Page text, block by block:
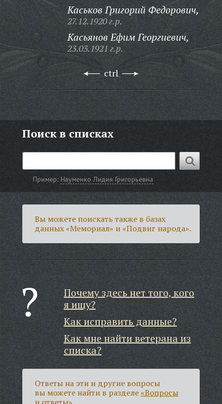
Каськов Григорий Федорович,
27.12.1920 г.р.
Касьянов Ефим Георгиевич,
23.03.1921 г.р.
ctrl
Поиск в списках
Пример: Науменко Лидия Григорьевна
Вы можете поискать также в базах
данных «Мемориал» и «Подвиг народа».
Почему здесь нет того, кого
я ищу?
Как исправить данные?
Как мне найти ветерана из
списка?
Ответы на эти и другие вопросы
вы можете найти в разделе«Вопросы